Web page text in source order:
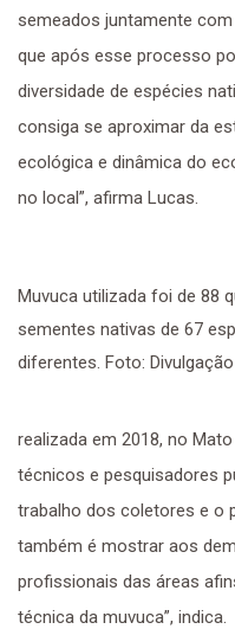
semeados juntamente
que após esse processo
diversidade de espécies
consiga se aproximar da
ecológica e dinâmica do
no local”, afirma Lucas.
Muvuca utilizada foi de 88
sementes nativas de 67
diferentes. Foto: Divulgação
realizada em 2018, no
técnicos e pesquisadores
trabalho dos coletores e o
também é mostrar aos
profissionais das áreas
técnica da muvuca”, indica.